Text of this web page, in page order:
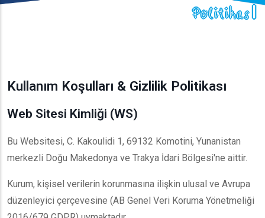
Politikası
Kullanım Koşulları & Gizlilik Politikası
Web Sitesi Kimliği (WS)
Bu Websitesi, C. Kakoulidi 1, 69132 Komotini, Yunanistan
merkezli Doğu Makedonya ve Trakya İdari Bölgesi'ne aittir.
Kurum, kişisel verilerin korunmasına ilişkin ulusal ve Avrupa
düzenleyici çerçevesine (AB Genel Veri Koruma Yönetmeliği